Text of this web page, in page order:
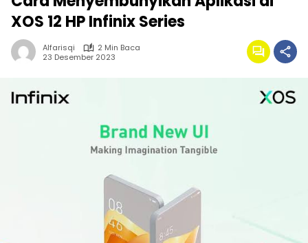
XOS 12 HP Infinix Series
Alfarisqi
2 Min Baca
23 Desember 2023